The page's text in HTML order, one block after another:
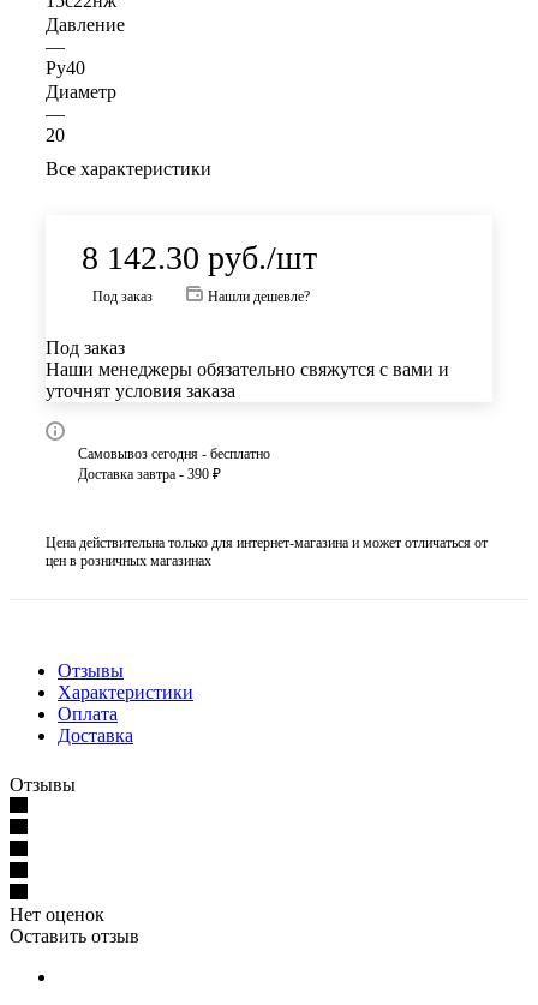
Давление
—
Ру40
Диаметр
—
20
Все характеристики
8 142.30 руб./шт
Под заказ Нашли дешевле?
Под заказ
Наши менеджеры обязательно свяжутся с вами и
уточнят условия заказа
Самовывоз сегодня - бесплатно
Доставка завтра - 390 ₽
Цена действительна только для интернет-магазина и может отличаться от
цен в розничных магазинах
Отзывы
Характеристики
Оплата
Доставка
Отзывы
Нет оценок
Оставить отзыв